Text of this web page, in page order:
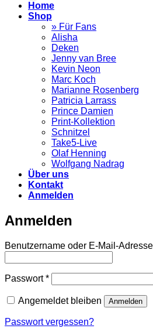
Home
Shop
» Für Fans
Alisha
Deken
Jenny van Bree
Kevin Neon
Marc Koch
Marianne Rosenberg
Patricia Larrass
Prince Damien
Print-Kollektion
Schnitzel
Take5-Live
Olaf Henning
Wolfgang Nadrag
Über uns
Kontakt
Anmelden
Anmelden
Benutzername oder E-Mail-Adresse
Passwort*Erforderlich
Angemeldet bleiben Anmelden
Passwort vergessen?